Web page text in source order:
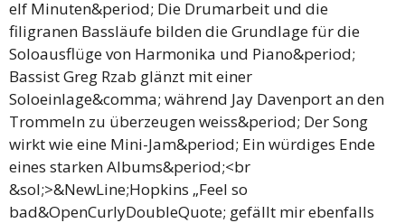
elf Minuten&period; Die Drumarbeit und die
filigranen Bassläufe bilden die Grundlage für die
Soloausflüge von Harmonika und Piano&period;
Bassist Greg Rzab glänzt mit einer
Soloeinlage&comma; während Jay Davenport an den
Trommeln zu überzeugen weiss&period; Der Song
wirkt wie eine Mini-Jam&period; Ein würdiges Ende
eines starken Albums&period;<br
&sol;>&NewLine;Hopkins „Feel so
bad&OpenCurlyDoubleQuote; gefällt mir ebenfalls